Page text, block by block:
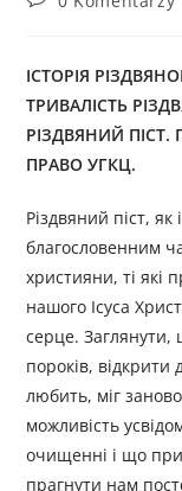
ІСТОРІЯ
ТРИВАЛІСТЬ
РІЗДВЯНИЙ
ПРАВО УГКЦ.
Різдвяний піст,
благословенним
християни, ті які
нашого Ісуса
серце. Заглянути,
пороків,
любить, міг
можливість
очищенні і що при
прагнути нам